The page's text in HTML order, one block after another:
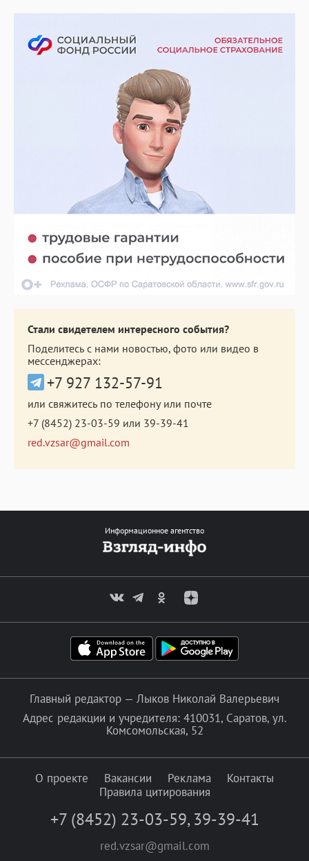
Стали свидетелем интересного события?
Поделитесь с нами новостью, фото или видео в
мессенджерах:
+7 927 132-57-91
или свяжитесь по телефону или почте
+7 (8452) 23-03-59 или 39-39-41
red.vzsar@gmail.com
Информационное агентство
Главный редактор — Лыков Николай Валерьевич
Адрес редакции и учредителя: 410031, Саратов, ул.
Комсомольская, 52
О проекте Вакансии Реклама
Контакты
Правила цитирования
+7 (8452) 23-03-59, 39-39-41
red.vzsar@gmail.com